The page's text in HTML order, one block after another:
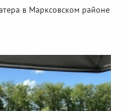
в Марксовском районе